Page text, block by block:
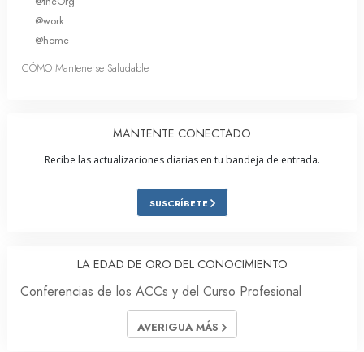
@work
@home
CÓMO Mantenerse Saludable
MANTENTE CONECTADO
Recibe las actualizaciones diarias en tu bandeja de entrada.
SUSCRÍBETE
LA EDAD DE ORO DEL CONOCIMIENTO
Conferencias de los ACCs y del Curso Profesional
AVERIGUA MÁS